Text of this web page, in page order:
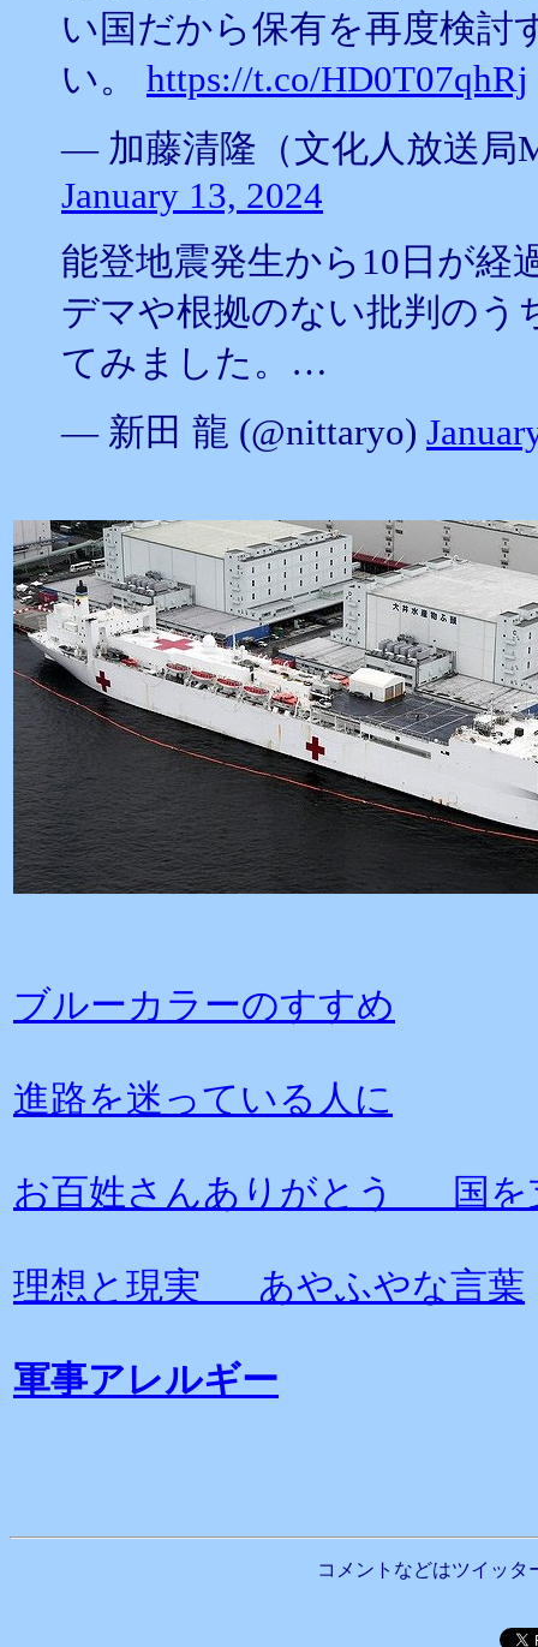
い国だから保有を再度検討
い。 https://t.co/HD0T07qhRj
— 加藤清隆（文化人放送局
January 13, 2024
能登地震発生から10日が経
デマや根拠のない批判のう
てみました。…
— 新田 龍 (@nittaryo)
ブルーカラーのすすめ
進路を迷っている人に
お百姓さんありがとう 国を
理想と現実 あやふやな言葉
軍事アレルギー
コメントなどはツイッタ